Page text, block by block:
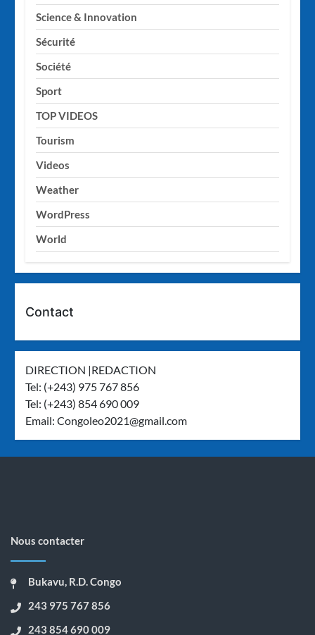
Science & Innovation
Sécurité
Société
Sport
TOP VIDEOS
Tourism
Videos
Weather
WordPress
World
Contact
DIRECTION |REDACTION
Tel: (+243) 975 767 856
Tel: (+243) 854 690 009
Email:Congoleo2021@gmail.com
Nous contacter
Bukavu, R.D. Congo
243 975 767 856
243 854 690 009